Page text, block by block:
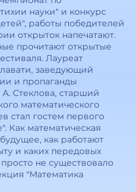
науки" и конкурс
работы победителей
открыток напечатают.
прочитают открытые
Лауреат
заведующий
и пропаганды
Стеклова, старший
математического
стал гостем первого
Как математическая
как работают
и каких передовых
не существовало
"Математика